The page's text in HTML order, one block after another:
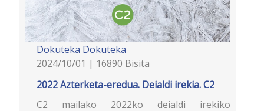
Dokuteka Dokuteka
2024/10/01 | 16890 Bisita
2022 Azterketa-eredua. Deialdi irekia. C2
C2 mailako 2022ko deialdi irekiko